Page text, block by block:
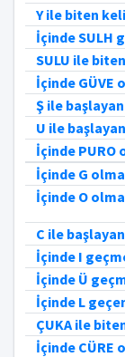
Y ile biten
İçinde SULH
SULU ile
İçinde GÜVE
Ş ile
U ile
İçinde
İçinde G
İçinde O
C ile
İçinde I
İçinde Ü
İçinde L
ÇUKA ile
İçinde CÜRE